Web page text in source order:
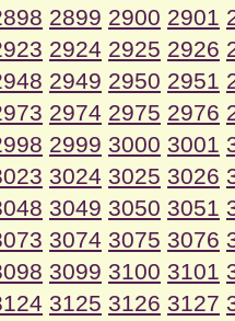
2899 2900 2901
2924 2925 2926
2949 2950 2951
2974 2975 2976
2999 3000 3001
3024 3025 3026
3049 3050 3051
3074 3075 3076
3099 3100 3101
3125 3126 3127